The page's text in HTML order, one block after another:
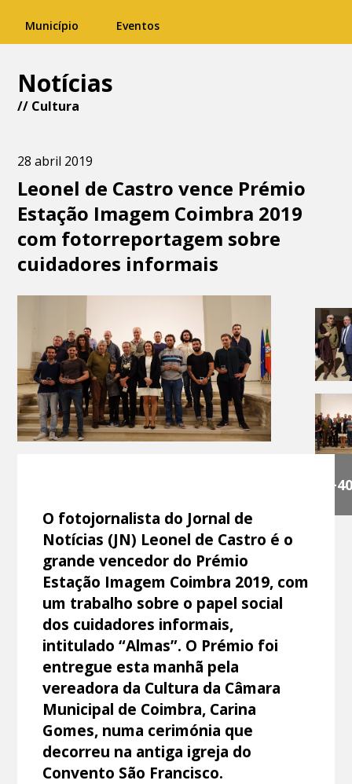
Município Eventos
Notícias
// Cultura
28 abril 2019
Leonel de Castro vence Prémio
Estação Imagem Coimbra 2019
com fotorreportagem sobre
cuidadores informais
+40
O fotojornalista do Jornal de
Notícias (JN) Leonel de Castro é o
grande vencedor do Prémio
Estação Imagem Coimbra 2019, com
um trabalho sobre o papel social
dos cuidadores informais,
intitulado “Almas”. O Prémio foi
entregue esta manhã pela
vereadora da Cultura da Câmara
Municipal de Coimbra, Carina
Gomes, numa cerimónia que
decorreu na antiga igreja do
Convento São Francisco.